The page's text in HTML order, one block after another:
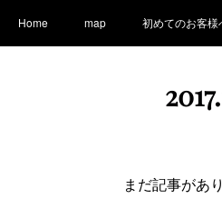
Home map 初めてのお客様
2017.
まだ記事があ